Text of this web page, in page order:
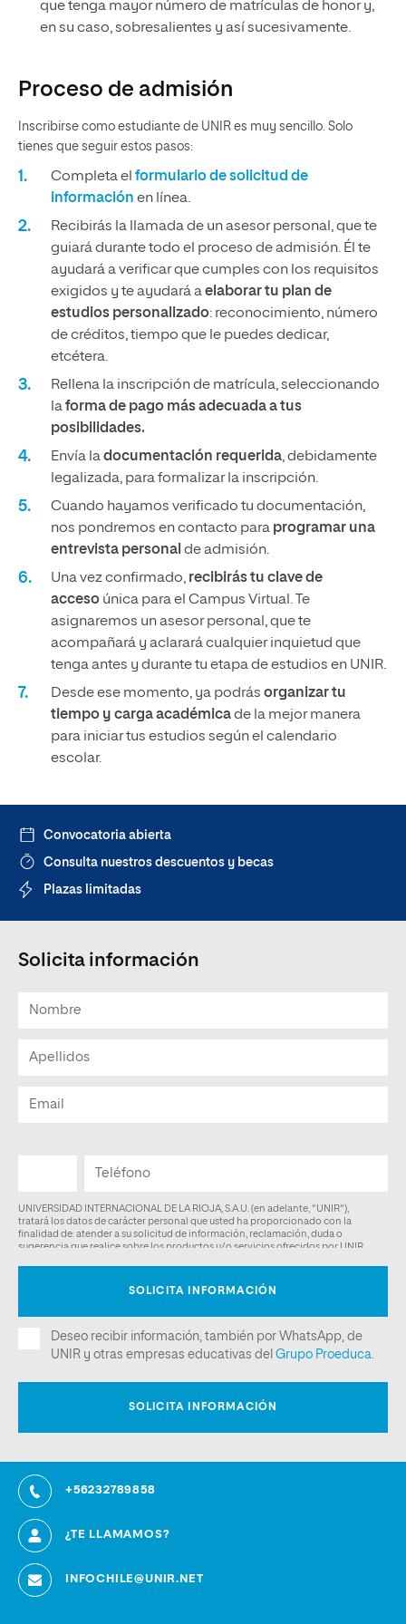
que tenga mayor número de matrículas de honor y,
en su caso, sobresalientes y así sucesivamente.
Proceso de admisión
Inscribirse como estudiante de UNIR es muy sencillo. Solo
tienes que seguir estos pasos:
Completa el formulario de solicitud de
información en línea.
Recibirás la llamada de un asesor personal, que te
guiará durante todo el proceso de admisión. Él te
ayudará a verificar que cumples con los requisitos
exigidos y te ayudará aelaborar tu plan de
estudios personalizado: reconocimiento, número
de créditos, tiempo que le puedes dedicar,
etcétera.
Rellena la inscripción de matrícula, seleccionando
laforma de pago más adecuada a tus
posibilidades.
Envía ladocumentación requerida, debidamente
legalizada, para formalizar la inscripción.
Cuando hayamos verificado tu documentación,
nos pondremos en contacto para programar una
entrevista personal de admisión.
Una vez confirmado, recibirás tu clave de
acceso única para el Campus Virtual. Te
asignaremos un asesor personal, que te
acompañará y aclarará cualquier inquietud que
tenga antes y durante tu etapa de estudios en UNIR.
Desde ese momento, ya podrás organizar tu
tiempo y carga académicade la mejor manera
para iniciar tus estudios según el calendario
escolar.
Convocatoria abierta
Consulta nuestros descuentos y becas
Plazas limitadas
Solicita información
+56232789858
¿TE LLAMAMOS?
INFOCHILE@UNIR.NET